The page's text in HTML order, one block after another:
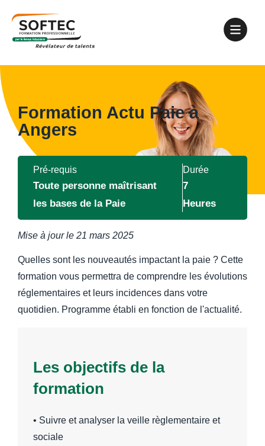
Formation Actu Paie à
Angers
Pré-requis
Toute personne maîtrisant
les bases de la Paie
Durée
7
Heures
Mise à jour le 21 mars 2025
Quelles sont les nouveautés impactant la paie ? Cette
formation vous permettra de comprendre les évolutions
réglementaires et leurs incidences dans votre
quotidien. Programme établi en fonction de l'actualité.
Les objectifs de la
formation
• Suivre et analyser la veille règlementaire et
sociale